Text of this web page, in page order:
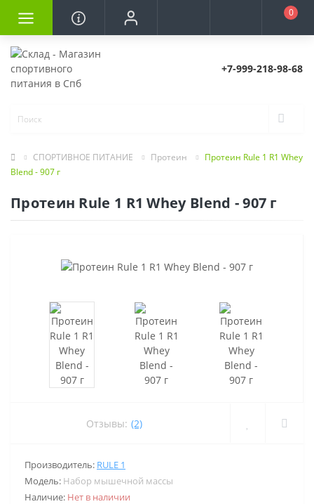
0
+7-999-218-98-68
СПОРТИВНОЕ ПИТАНИЕ Протеин
Протеин Rule 1 R1 Whey
Blend - 907 г
Протеин Rule 1 R1 Whey Blend - 907 г
Отзывы: (2)
Производитель: RULE 1
Модель: Набор мышечной массы
Наличие: Нет в наличии